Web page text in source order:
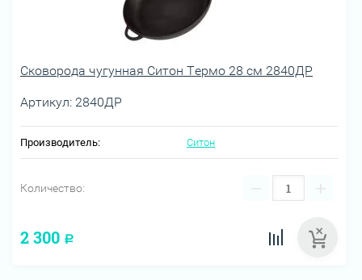
Сковорода чугунная Ситон Термо 28 см 2840ДР
Артикул: 2840ДР
Производитель: Ситон
Количество: − +
2 300 Р